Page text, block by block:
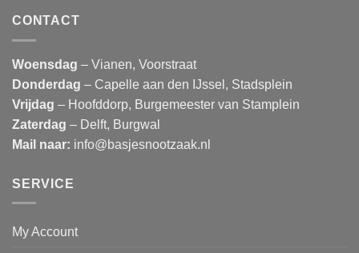
CONTACT
Woensdag – Vianen, Voorstraat
Donderdag – Capelle aan den IJssel, Stadsplein
Vrijdag – Hoofddorp, Burgemeester van Stamplein
Zaterdag – Delft, Burgwal
Mail naar: info@basjesnootzaak.nl
SERVICE
My Account